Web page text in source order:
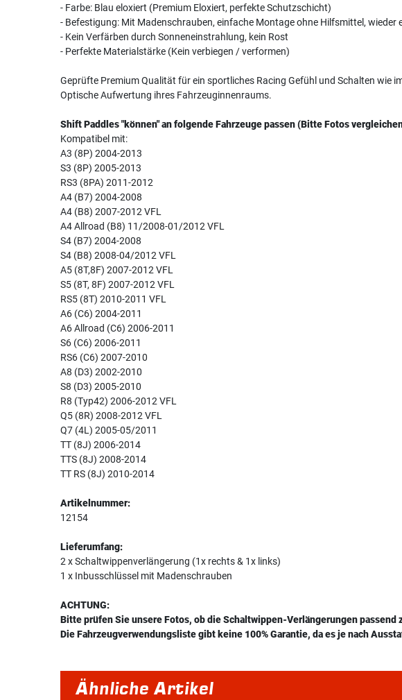
- Farbe: Blau eloxiert (Premium Eloxiert, perfekte Schutzschicht)
- Befestigung: Mit Madenschrauben, einfache Montage ohne Hilfsmittel, wieder
- Kein Verfärben durch Sonneneinstrahlung, kein Rost
- Perfekte Materialstärke (Kein verbiegen / verformen)
Geprüfte Premium Qualität für ein sportliches Racing Gefühl und Schalten wie
Optische Aufwertung ihres Fahrzeuginnenraums.
Shift Paddles "können" an folgende Fahrzeuge passen (Bitte Fotos
Kompatibel mit:
A3 (8P) 2004-2013
S3 (8P) 2005-2013
RS3 (8PA) 2011-2012
A4 (B7) 2004-2008
A4 (B8) 2007-2012 VFL
A4 Allroad (B8) 11/2008-01/2012 VFL
S4 (B7) 2004-2008
S4 (B8) 2008-04/2012 VFL
A5 (8T,8F) 2007-2012 VFL
S5 (8T, 8F) 2007-2012 VFL
RS5 (8T) 2010-2011 VFL
A6 (C6) 2004-2011
A6 Allroad (C6) 2006-2011
S6 (C6) 2006-2011
RS6 (C6) 2007-2010
A8 (D3) 2002-2010
S8 (D3) 2005-2010
R8 (Typ42) 2006-2012 VFL
Q5 (8R) 2008-2012 VFL
Q7 (4L) 2005-05/2011
TT (8J) 2006-2014
TTS (8J) 2008-2014
TT RS (8J) 2010-2014
Artikelnummer:
12154
Lieferumfang:
2 x Schaltwippenverlängerung (1x rechts & 1x links)
1 x Inbusschlüssel mit Madenschrauben
ACHTUNG:
Bitte prüfen Sie unsere Fotos, ob die Schaltwippen-Verlängerungen passend
Die Fahrzeugverwendungsliste gibt keine 100% Garantie, da es je nach
Ähnliche Artikel